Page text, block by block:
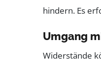
hindern. Es
Umgang
Widerstände